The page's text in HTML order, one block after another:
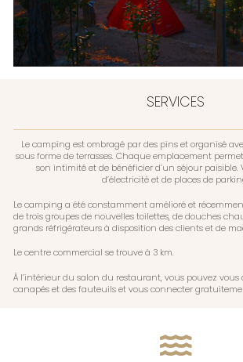
SERVICES
Le camping est ombragé par des pins et organisé
sous forme de terrasses. Chaque emplacement
son intimité et de bénéficier d’un séjour paisible.
d’électricité et de places de
Le camping a été constamment amélioré et
de trois groupes de nouvelles toilettes, de douches
grands réfrigérateurs à disposition des clients et de
Le centre commercial se trouve à 3 km.
À l’intérieur du salon du restaurant, vous pouvez vous
canapés et des fauteuils et vous connecter